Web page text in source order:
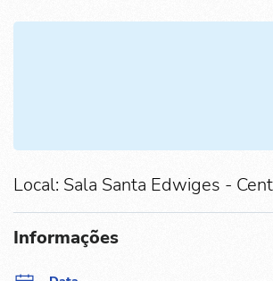
Local: Sala Santa Edwiges -
Informações